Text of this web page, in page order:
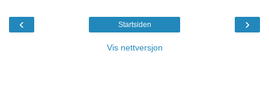
‹ ›
Startsiden
Vis nettversjon